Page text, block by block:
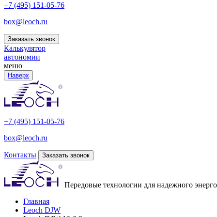
+7 (495) 151-05-76
box@leoch.ru
Заказать звонок
Калькулятор
автономии
меню
Наверх
+7 (495) 151-05-76
box@leoch.ru
Контакты Заказать звонок
Передовые технологии для надежного
Главная
Leoch DJW